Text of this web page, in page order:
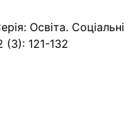
Освіта. Соціальні
(3): 121-132